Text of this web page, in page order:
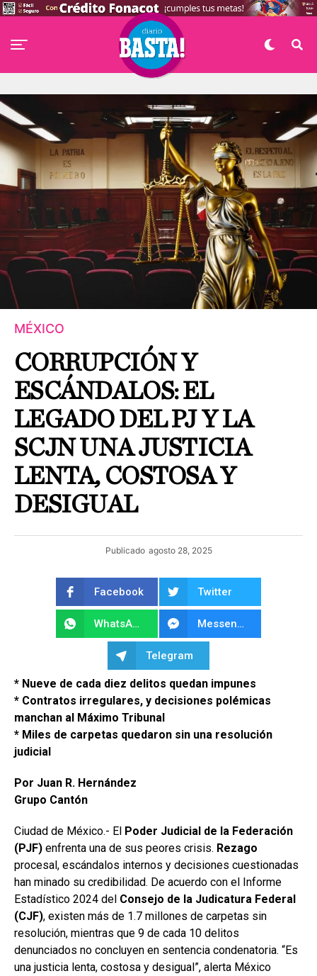
MÉXICO
CORRUPCIÓN Y
ESCÁNDALOS: EL
LEGADO DEL PJ Y LA
SCJN UNA JUSTICIA
LENTA, COSTOSA Y
DESIGUAL
Publicado agosto 28, 2025
Facebook Twitter
WhatsApp Messenger
Telegram
* Nueve de cada diez delitos quedan impunes
* Contratos irregulares, y decisiones polémicas
manchan al Máximo Tribunal
* Miles de carpetas quedaron sin una resolución
judicial
Por Juan R. Hernández
Grupo Cantón
Ciudad de México.- El Poder Judicial de la Federación
(PJF) enfrenta una de sus peores crisis. Rezago
procesal, escándalos internos y decisiones cuestionadas
han minado su credibilidad. De acuerdo con el Informe
Estadístico 2024 del Consejo de la Judicatura Federal
(CJF), existen más de 1.7 millones de carpetas sin
resolución, mientras que 9 de cada 10 delitos
denunciados no concluyen en sentencia condenatoria. “Es
una justicia lenta, costosa y desigual”, alerta México